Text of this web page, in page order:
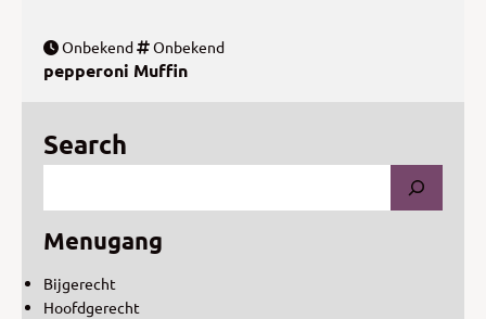
Onbekend Onbekend
pepperoni Muffin
Search
Menugang
Bijgerecht
Hoofdgerecht